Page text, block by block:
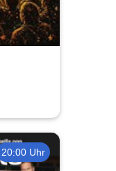
20:00 Uhr